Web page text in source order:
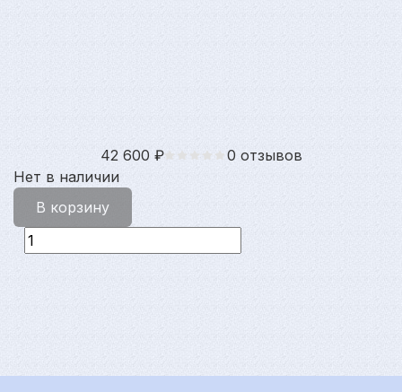
42 600 ₽
0 отзывов
Нет в наличии
В корзину